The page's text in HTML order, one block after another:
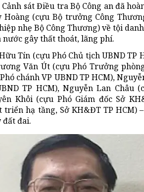
Cảnh sát Điều tra Bộ Công an đã
(cựu Bộ trưởng Công
nhẹ Bộ Công Thương) về tội
gây thất thoát, lãng phí.
Tín (cựu Phó Chủ tịch UBND TP
Văn Út (cựu Phó Trưởng
chánh VP UBND TP HCM),
TP HCM), Nguyễn Lan Châu
Khôi (cựu Phó Giám đốc Sở
hạ tầng, Sở KH&ĐT TP HCM)
đất đai.